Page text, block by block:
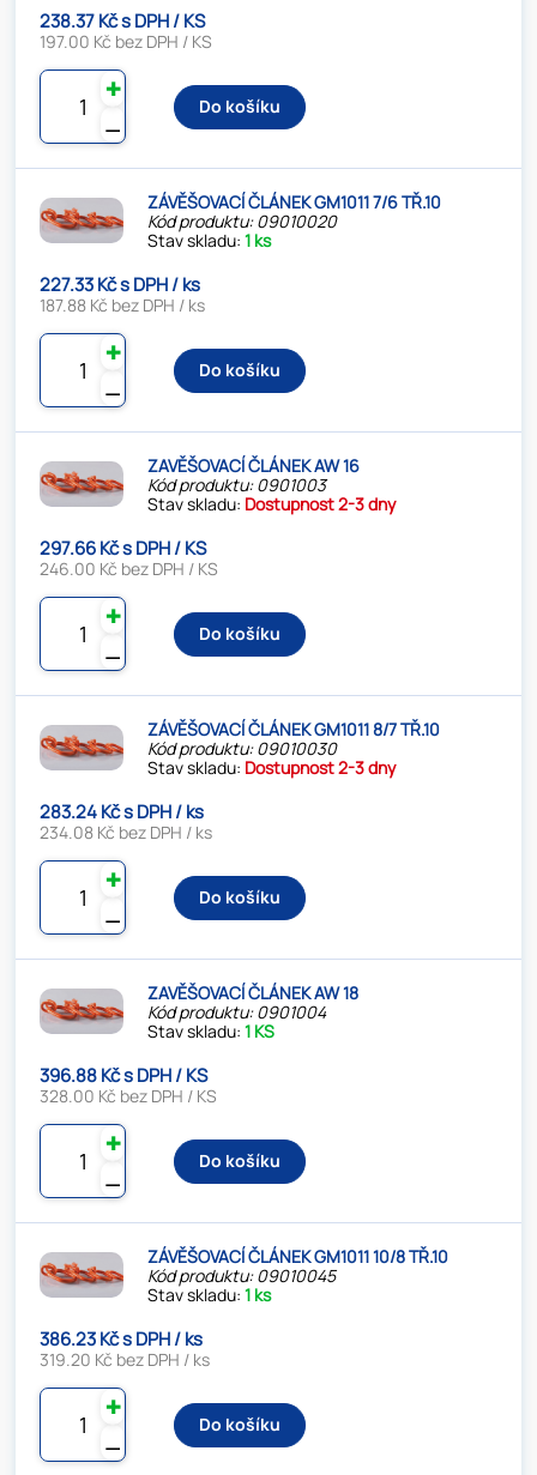
238.37 Kč s DPH / KS
197.00 Kč bez DPH / KS
⚊
✚
Do košíku
ZÁVĚŠOVACÍ ČLÁNEK GM1011 7/6 TŘ.10
Kód produktu: 09010020
Stav skladu:1 ks
227.33 Kč s DPH / ks
187.88 Kč bez DPH / ks
⚊
✚
Do košíku
ZAVĚŠOVACÍ ČLÁNEK AW 16
Kód produktu: 0901003
Stav skladu: Dostupnost 2-3 dny
297.66 Kč s DPH / KS
246.00 Kč bez DPH / KS
⚊
✚
Do košíku
ZÁVĚŠOVACÍ ČLÁNEK GM1011 8/7 TŘ.10
Kód produktu: 09010030
Stav skladu: Dostupnost 2-3 dny
283.24 Kč s DPH / ks
234.08 Kč bez DPH / ks
⚊
✚
Do košíku
ZAVĚŠOVACÍ ČLÁNEK AW 18
Kód produktu: 0901004
Stav skladu:1 KS
396.88 Kč s DPH / KS
328.00 Kč bez DPH / KS
⚊
✚
Do košíku
ZÁVĚŠOVACÍ ČLÁNEK GM1011 10/8 TŘ.10
Kód produktu: 09010045
Stav skladu:1 ks
386.23 Kč s DPH / ks
319.20 Kč bez DPH / ks
⚊
✚
Do košíku